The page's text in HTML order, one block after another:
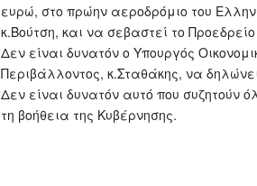
ευρώ, στο πρώην αεροδρόμιο του
κ.Βούτση, και να σεβαστεί το
Δεν είναι δυνατόν ο Υπουργός
Περιβάλλοντος, κ.Σταθάκης, να
Δεν είναι δυνατόν αυτό που
τη βοήθεια της Κυβέρνησης.